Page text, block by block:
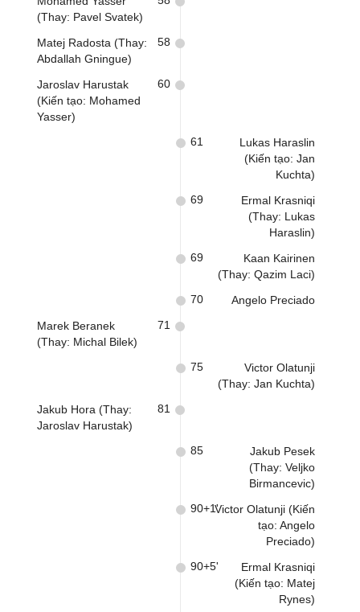
(Thay: Pavel Svatek)
Matej Radosta (Thay:
Abdallah Gningue)
58
Jaroslav Harustak
(Kiến tạo: Mohamed
Yasser)
60
Lukas Haraslin
(Kiến tạo: Jan
Kuchta)
61
Ermal Krasniqi
(Thay: Lukas
Haraslin)
69
Kaan Kairinen
(Thay: Qazim Laci)
69
Angelo Preciado
70
Marek Beranek
(Thay: Michal Bilek)
71
Victor Olatunji
(Thay: Jan Kuchta)
75
Jakub Hora (Thay:
Jaroslav Harustak)
81
Jakub Pesek
(Thay: Veljko
Birmancevic)
85
Victor Olatunji (Kiến
tạo: Angelo
Preciado)
90+1'
Ermal Krasniqi
(Kiến tạo: Matej
Rynes)
90+5'